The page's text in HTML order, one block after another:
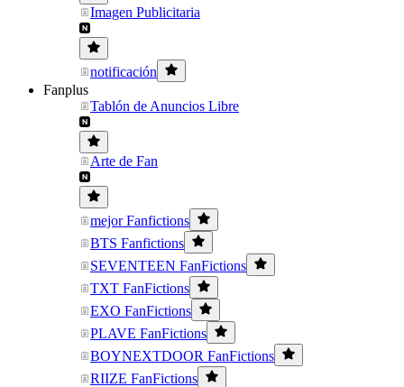
Imagen Publicitaria
notificación
Fanplus
Tablón de Anuncios Libre
Arte de Fan
mejor Fanfictions
BTS Fanfictions
SEVENTEEN FanFictions
TXT FanFictions
EXO FanFictions
PLAVE FanFictions
BOYNEXTDOOR FanFictions
RIIZE FanFictions